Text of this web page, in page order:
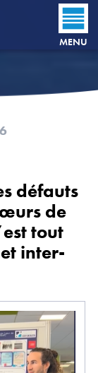
MENU
défauts
de
tout
inter-